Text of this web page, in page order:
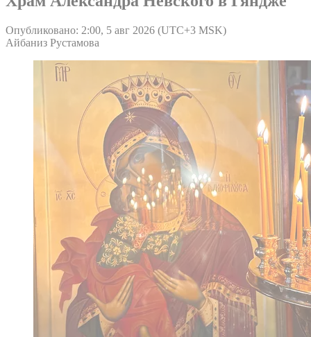
Опубликовано: 2:00, 5 авг 2026 (UTC+3 MSK)
Айбаниз Рустамова